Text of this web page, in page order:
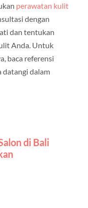
perawatan kulit
dengan
dan tentukan
Anda. Untuk
baca referensi
datangi dalam
di Bali